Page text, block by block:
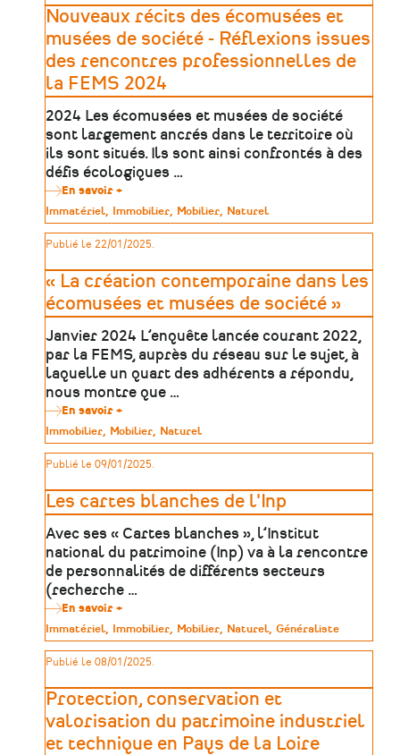
Maine-
et-
Loire
pour
la
valorisation
de
sites
d’extraction
Nouveaux récits des écomusées et
musées de société - Réflexions issues
des rencontres professionnelles de
la FEMS 2024
2024 Les écomusées et musées de société
sont largement ancrés dans le territoire où
ils sont situés. Ils sont ainsi confrontés à des
défis écologiques …
En savoir +
Nouveaux
récits
des
écomusées
musées
de
société
-
issues
des
rencontres
professionnelles
de
2024
Type
de
patrimoine
Immatériel Immobilier Mobilier Naturel
Publié le 22/01/2025.
« La création contemporaine dans les
écomusées et musées de société »
Janvier 2024 L’enquête lancée courant 2022,
par la FEMS, auprès du réseau sur le sujet, à
laquelle un quart des adhérents a répondu,
nous montre que …
En savoir +
«
La
création
contemporaine
les
écomusées
et
musées
société
»
Type
de
patrimoine
Immobilier Mobilier Naturel
Publié le 09/01/2025.
Les cartes blanches de l'Inp
Avec ses « Cartes blanches », l’Institut
national du patrimoine (Inp) va à la rencontre
de personnalités de différents secteurs
(recherche …
En savoir +
cartes
blanches
de
Type
de
patrimoine
Immatériel Immobilier Mobilier Naturel Généraliste
Publié le 08/01/2025.
Protection, conservation et
valorisation du patrimoine industriel
et technique en Pays de la Loire